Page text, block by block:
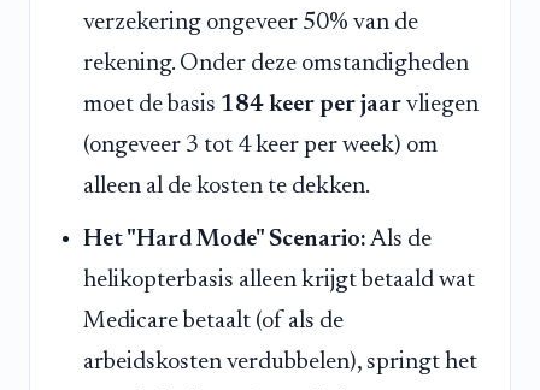
verzekering ongeveer 50% van de
rekening. Onder deze omstandigheden
moet de basis 184 keer per jaar vliegen
(ongeveer 3 tot 4 keer per week) om
alleen al de kosten te dekken.
Het "Hard Mode" Scenario: Als de
helikopterbasis alleen krijgt betaald wat
Medicare betaalt (of als de
arbeidskosten verdubbelen), springt het